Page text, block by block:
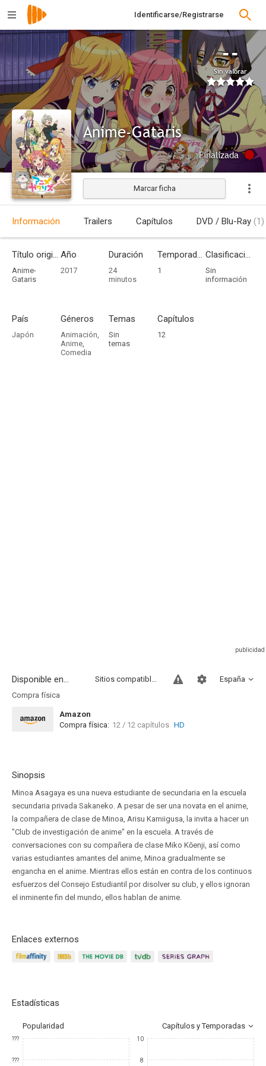
Identificarse/Registrarse
--
Sin valorar
Anime-Gataris
Finalizada
Marcar ficha
Información Trailers Capítulos DVD / Blu-Ray (1)
Título original
Anime-
Gataris
Año
2017
Duración
24
minutos
Temporadas
1
Clasificación por edades
Sin
información
País
Japón
Géneros
Animación,
Anime,
Comedia
Temas
Sin
temas
Capítulos
12
Disponible en... España
Sitios compatibles
Compra física
Amazon
Compra física: 12 / 12 capítulos HD
Sinopsis
Minoa Asagaya es una nueva estudiante de secundaria en la escuela
secundaria privada Sakaneko. A pesar de ser una novata en el anime,
la compañera de clase de Minoa, Arisu Kamiigusa, la invita a hacer un
"Club de investigación de anime" en la escuela. A través de
conversaciones con su compañera de clase Miko Kōenji, así como
varias estudiantes amantes del anime, Minoa gradualmente se
engancha en el anime. Mientras ellos están en contra de los continuos
esfuerzos del Consejo Estudiantil por disolver su club, y ellos ignoran
el inminente fin del mundo, ellos hablan de anime.
Enlaces externos
Estadísticas
Popularidad Capítulos y Temporadas
???
???
10
8